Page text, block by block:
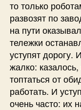
то только
развозят по
на пути
тележки
уступят дорогу.
жалко:
топтаться от
работать. И
очень часто: их